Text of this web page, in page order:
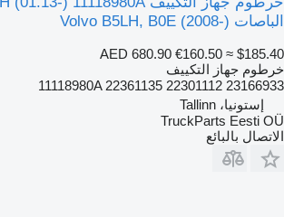
الباصات Volvo B5LH, B0E (2008-)
AED 680.90 €160.50 ≈ $185.40
خرطوم جهاز التكييف
11118980A 22361135 22301112 23166933
إستونيا، Tallinn
TruckParts Eesti OÜ
الاتصال بالبائع